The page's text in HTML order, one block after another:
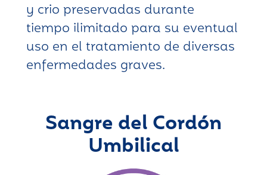
y crio preservadas durante
tiempo ilimitado para su eventual
uso en el tratamiento de diversas
enfermedades graves.
Sangre del Cordón
Umbilical